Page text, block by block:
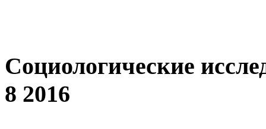
Социологические
8 2016